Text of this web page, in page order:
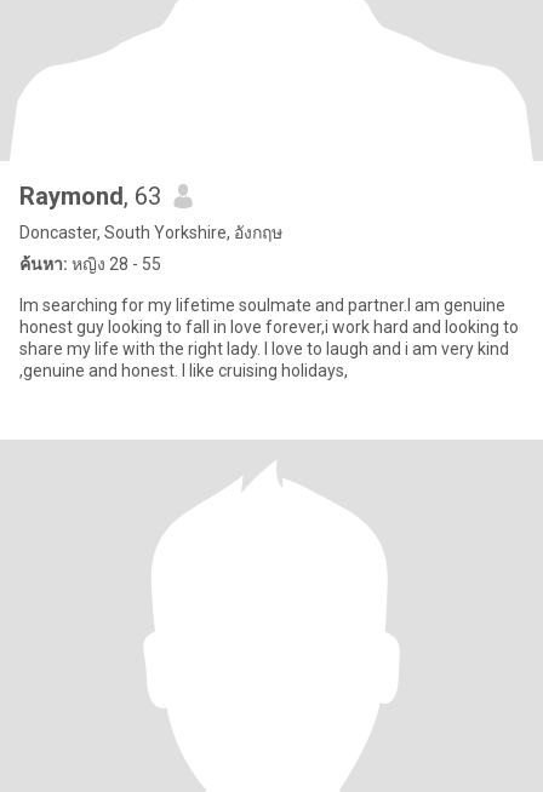
Raymond, 63
Doncaster, South Yorkshire, อังกฤษ
ค้นหา: หญิง 28 - 55
Im searching for my lifetime soulmate and partner.I am genuine
honest guy looking to fall in love forever,i work hard and looking to
share my life with the right lady. I love to laugh and i am very kind
,genuine and honest. I like cruising holidays,